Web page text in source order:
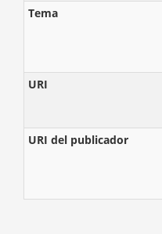
Tema
URI
URI del publicador